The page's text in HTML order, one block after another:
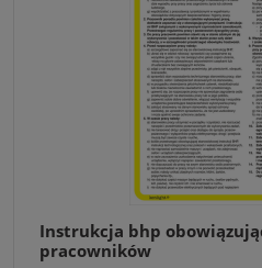
Instrukcja bhp
pracowników